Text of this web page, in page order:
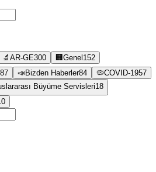
🔬 AR-GE300 🏢 Genel 152
87 📣Bizden Haberler84 🦠COVID-1957
Büyüme Servisleri18